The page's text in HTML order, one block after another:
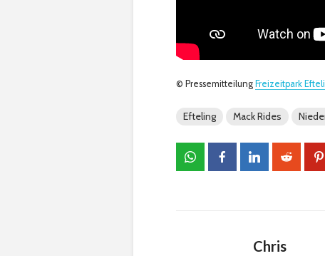
© Pressemitteilung Freizeitpark
Efteling Mack Rides
Chris